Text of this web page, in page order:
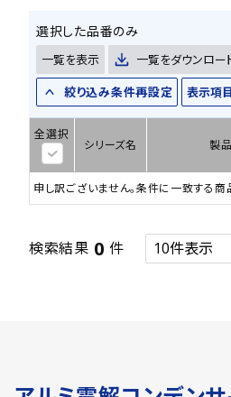
選択した品番のみ
一覧を表示 一覧をダウンロー
絞り込み条件再設定
表示項
全選択
シリーズ名 製
申し訳ございません。条件に一致する商
検索結果 0 件